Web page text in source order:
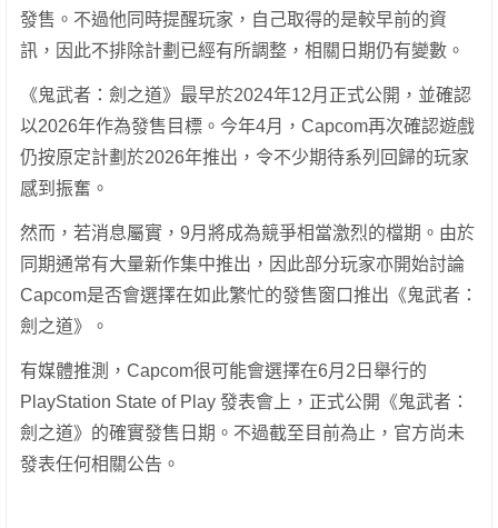
發售。不過他同時提醒玩家，自己取得的是較早前的資
訊，因此不排除計劃已經有所調整，相關日期仍有變數。
《鬼武者：劍之道》最早於2024年12月正式公開，並確認
以2026年作為發售目標。今年4月，Capcom再次確認遊戲
仍按原定計劃於2026年推出，令不少期待系列回歸的玩家
感到振奮。
然而，若消息屬實，9月將成為競爭相當激烈的檔期。由於
同期通常有大量新作集中推出，因此部分玩家亦開始討論
Capcom是否會選擇在如此繁忙的發售窗口推出《鬼武者：
劍之道》。
有媒體推測，Capcom很可能會選擇在6月2日舉行的
PlayStation State of Play 發表會上，正式公開《鬼武者：
劍之道》的確實發售日期。不過截至目前為止，官方尚未
發表任何相關公告。